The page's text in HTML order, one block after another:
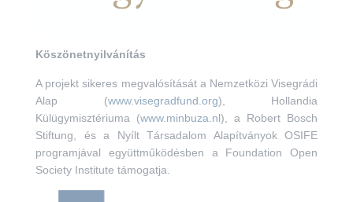
Köszönetnyilvánítás
A projekt sikeres megvalósítását a Nemzetközi Visegrádi
Alap (www.visegradfund.org), Hollandia
Külügymisztériuma (www.minbuza.nl), a Robert Bosch
Stiftung, és a Nyílt Társadalom Alapítványok OSIFE
programjával együttműködésben a Foundation Open
Society Institute támogatja.